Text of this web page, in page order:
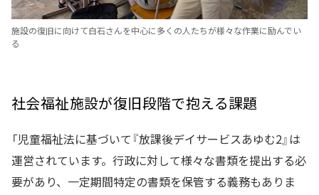
施設の復旧に向けて白石さんを中心に多くの人たちが様々な作業に励んでい
る
社会福祉施設が復旧段階で抱える課題
「児童福祉法に基づいて『放課後デイサービスあゆむ2』は
運営されています。行政に対して様々な書類を提出する必
要があり、一定期間特定の書類を保管する義務もありま